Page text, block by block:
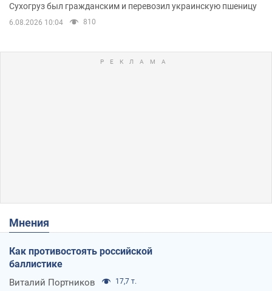
Сухогруз был гражданским и перевозил украинскую пшеницу
6.08.2026 10:04 810
Мнения
Как противостоять российской
баллистике
Виталий Портников 17,7 т.